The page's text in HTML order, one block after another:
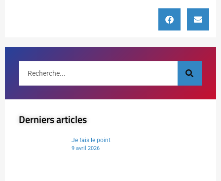
Derniers articles
Je fais le point
9 avril 2026